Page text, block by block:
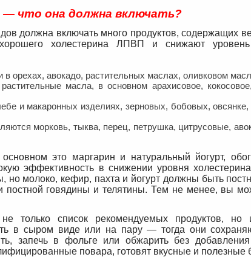
— что она должна включать?
должна включать много продуктов, содержащих
холестерина ЛПВП и снижают
авокадо, растительных маслах, оливковом
масла, в основном арахисовое,
и макаронных изделиях, зерновых, бобовых, овсянке,
морковь, тыква, перец, петрушка, цитрусовые,
это маргарин и натуральный йогурт,
эффективность в снижении уровня
но молоко, кефир, пахта и йогурт должны быть
говядины и телятины. Тем не менее, вы
только список рекомендуемых продуктов, но
в сыром виде или на пару — тогда они
запечь в фольге или обжарить без
повара, готовят вкусные и полезные